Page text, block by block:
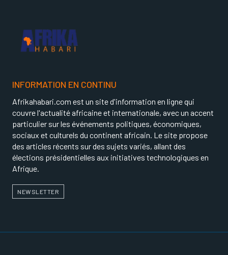
INFORMATION EN CONTINU
Afrikahabari.com est un site d'information en ligne qui
couvre l'actualité africaine et internationale, avec un accent
particulier sur les événements politiques, économiques,
sociaux et culturels du continent africain. Le site propose
des articles récents sur des sujets variés, allant des
élections présidentielles aux initiatives technologiques en
Afrique.
NEWSLETTER